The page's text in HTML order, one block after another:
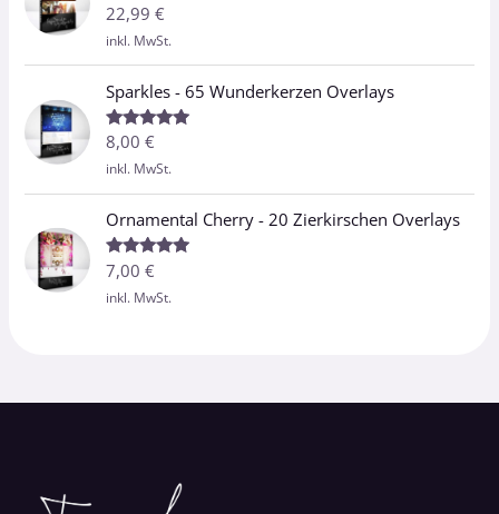
Bewertet
mit
von 5
22,99€
inkl. MwSt.
Sparkles - 65 Wunderkerzen Overlays
Bewertet
mit
von 5
8,00€
inkl. MwSt.
Ornamental Cherry - 20 Zierkirschen Overlays
Bewertet
mit
von 5
7,00€
inkl. MwSt.